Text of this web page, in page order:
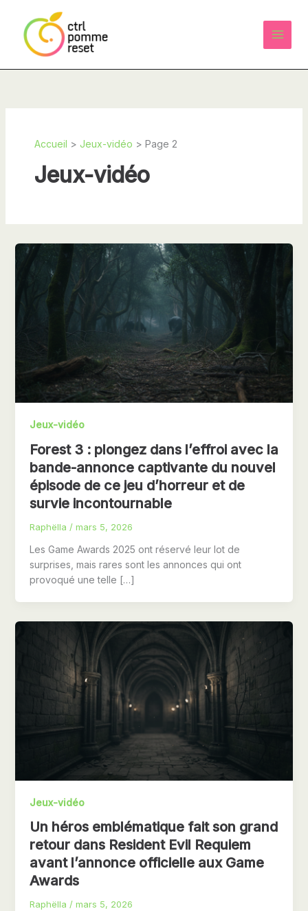
contenu
Accueil Jeux-vidéo Page 2
Jeux-vidéo
Jeux-vidéo
Forest 3 : plongez dans l’effroi avec la
bande-annonce captivante du nouvel
épisode de ce jeu d’horreur et de
survie incontournable
Raphëlla / mars 5, 2026
Les Game Awards 2025 ont réservé leur lot de
surprises, mais rares sont les annonces qui ont
provoqué une telle […]
Jeux-vidéo
Un héros emblématique fait son grand
retour dans Resident Evil Requiem
avant l’annonce officielle aux Game
Awards
Raphëlla / mars 5, 2026